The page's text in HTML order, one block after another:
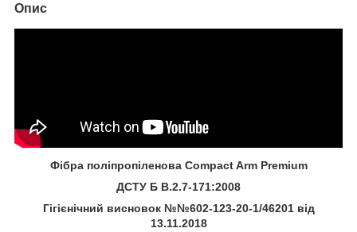
Опис
Фібра поліпропіленова Сompact Arm Premium
ДСТУ Б В.2.7-171:2008
Гігієнічний висновок №№602-123-20-1/46201 від
13.11.2018